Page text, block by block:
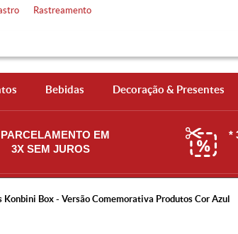
Rastreamento
Bebidas Decoração & Presentes
EM
3X SEM JUROS
*
Box - Versão Comemorativa Produtos Cor Azul